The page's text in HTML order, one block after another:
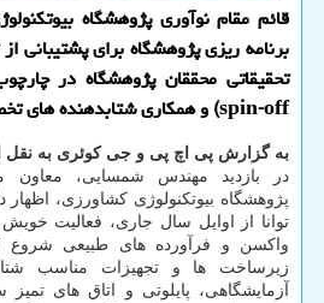
قائم مقام نوآوری پژوهشگاه
برنامه ریزی پژوهشگاه برای پشتیبانی
تحقیقاتی محققان پژوهشگاه در
spin-off) و همكاری شتابدهنده های تخصصی اطلاع داد.
به گزارش پی اچ پی و جی کوئری به نقل
در بازدید مهندس شمسایی، معاون
پژوهشگاه بیوتکنولوژی کشاورزی،
توانا از اوایل سال جاری، فعالیت
واکسن و فرآورده های طبیعی شروع
زیرساخت ها و تجهیزات مناسب
آزمایشگاهی، پایلوتی و اتاق های